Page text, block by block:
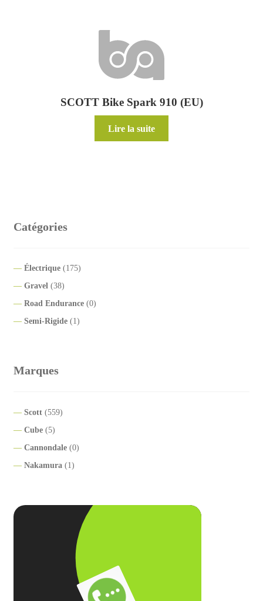
SCOTT Bike Spark 910 (EU)
Lire la suite
Catégories
Électrique(175)
Gravel(38)
Road Endurance(0)
Semi-Rigide(1)
Marques
Scott(559)
Cube(5)
Cannondale(0)
Nakamura (1)